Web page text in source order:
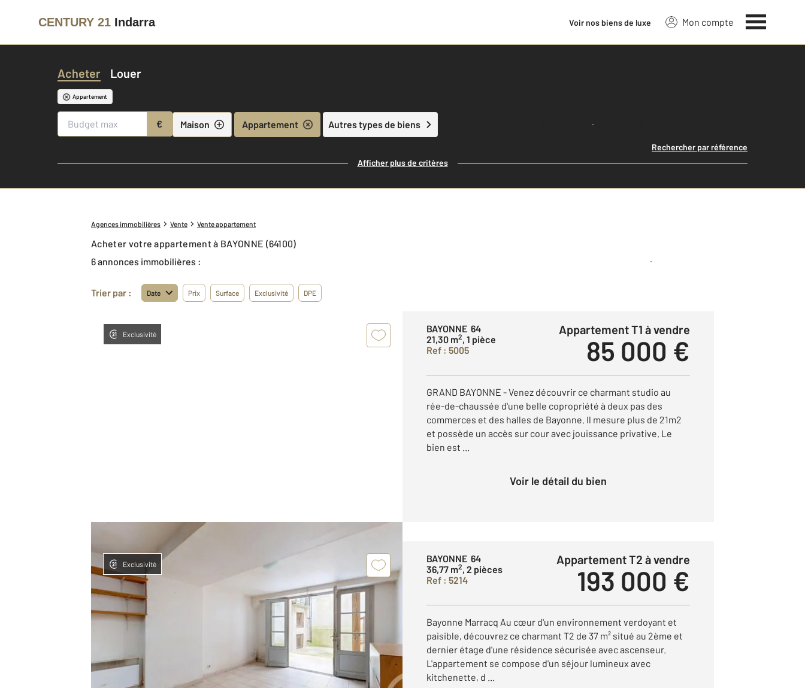
CENTURY 21 Indarra Voir nos biens de luxe Mon compte
Acheter Louer
Appartement
€ Maison Appartement Autres types de biens Lancer ma recherche
Rechercher par référence
Afficher plus de critères
Agences immobilières Vente Vente appartement
Acheter votre appartement à BAYONNE (64100)
6 annonces immobilières :
Créer une alerte
Trier par : Date Prix Surface Exclusivité DPE
Exclusivité
BAYONNE 64
21,30 m2, 1 pièce
Ref : 5005
Appartement T1 à vendre
85 000 €
GRAND BAYONNE - Venez découvrir ce charmant studio au
rée-de-chaussée d'une belle copropriété à deux pas des
commerces et des halles de Bayonne. Il mesure plus de 21m2
et possède un accès sur cour avec jouissance privative. Le
bien est ...
Voir le détail du bien
Exclusivité
BAYONNE 64
36,77 m2, 2 pièces
Ref : 5214
Appartement T2 à vendre
193 000 €
Bayonne Marracq Au cœur d'un environnement verdoyant et
paisible, découvrez ce charmant T2 de 37 m² situé au 2ème et
dernier étage d'une résidence sécurisée avec ascenseur.
L'appartement se compose d'un séjour lumineux avec
kitchenette, d ...